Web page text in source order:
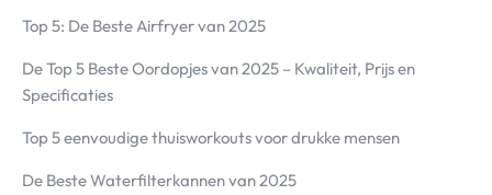
Top 5: De Beste Airfryer van 2025
De Top 5 Beste Oordopjes van 2025 – Kwaliteit, Prijs en
Specificaties
Top 5 eenvoudige thuisworkouts voor drukke mensen
De Beste Waterfilterkannen van 2025